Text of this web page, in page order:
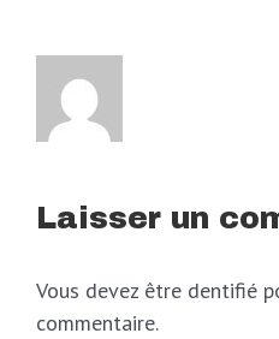
Laisser un
Vous devez être dentifié
commentaire.